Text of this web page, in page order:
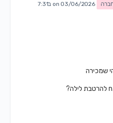
on 03/06/2026 ב7:31
שמכירה
להרטבת לילה?